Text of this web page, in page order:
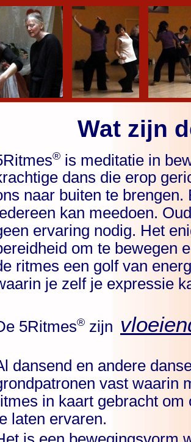
Wat zijn
® is meditatie in
dans die erop
naar buiten te
kan meedoen.
ervaring nodig. Het
om te bewegen
ritmes een golf van
je zelf je expressie
5Ritmes® zijn
dansend en andere
vast waarin
in kaart gebracht
laten ervaren.